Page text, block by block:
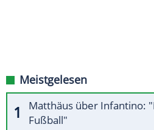
Meistgelesen
Matthäus über Infantino:
Fußball"